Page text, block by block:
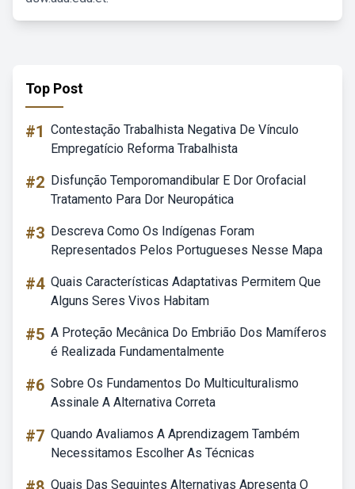
Top Post
#1 Contestação Trabalhista Negativa De Vínculo
Empregatício Reforma Trabalhista
#2 Disfunção Temporomandibular E Dor Orofacial
Tratamento Para Dor Neuropática
#3 Descreva Como Os Indígenas Foram
Representados Pelos Portugueses Nesse Mapa
#4 Quais Características Adaptativas Permitem Que
Alguns Seres Vivos Habitam
#5 A Proteção Mecânica Do Embrião Dos Mamíferos
é Realizada Fundamentalmente
#6 Sobre Os Fundamentos Do Multiculturalismo
Assinale A Alternativa Correta
#7 Quando Avaliamos A Aprendizagem Também
Necessitamos Escolher As Técnicas
Quais Das Seguintes Alternativas Apresenta O